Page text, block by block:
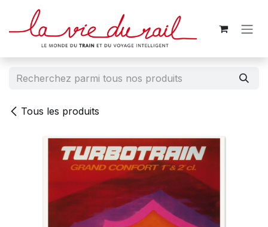
Se rendre au contenu
Tous les produits